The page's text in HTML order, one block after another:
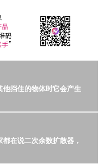
挡住的物体时它会产生
在说二次余数扩散器，